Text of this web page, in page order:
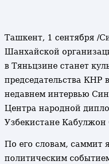
Ташкент, 1 сентября /
Шанхайской
в Тяньцзине станет
председательства КНР
недавнем интервью
Центра народной
Узбекистане Кабулжон
По его словам, саммит
политическим